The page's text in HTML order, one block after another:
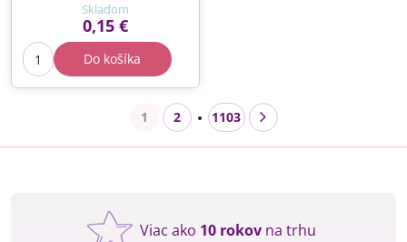
Skladom
0,15 €
Do košíka
1 2 1103
Viac ako 10 rokov na trhu